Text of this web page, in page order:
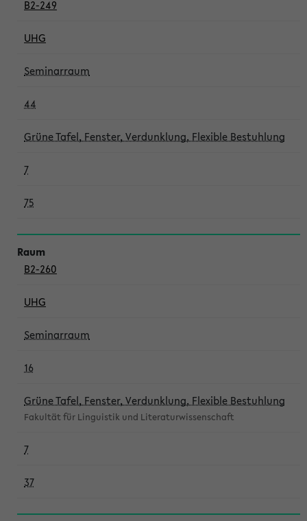
B2-249
UHG
Seminarraum
44
Grüne Tafel, Fenster, Verdunklung, Flexible Bestuhlung
7
75
B2-260
UHG
Seminarraum
16
Grüne Tafel, Fenster, Verdunklung, Flexible Bestuhlung
Fakultät für Linguistik und Literaturwissenschaft
7
37